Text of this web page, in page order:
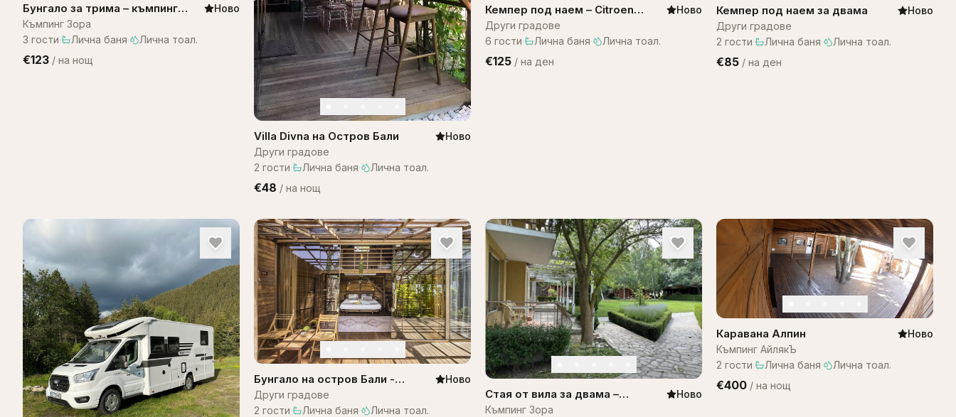
Бунгало за трима – къмпинг
Зора
Ново
Къмпинг Зора
3 гости· Лична баня· Лична тоал.
€123 / на нощ
Villa Divna на Остров Бали
Ново
Други градове
2 гости· Лична баня· Лична тоал.
€48 / на нощ
Кемпер под наем – Citroen
Campervan
Ново
Други градове
6 гости· Лична баня· Лична тоал.
€125 / на ден
Кемпер под наем за двама
Ново
Други градове
2 гости· Лична баня· Лична тоал.
€85 / на ден
Бунгало на остров Бали -
Bungalow Bali WOW! A1
Ново
Други градове
2 гости· Лична баня· Лична тоал.
Стая от вила за двама –
къмпинг Зора
Ново
Къмпинг Зора
Каравана Алпин
Ново
Къмпинг АйлякЪ
2 гости· Лична баня· Лична тоал.
€400 / на нощ